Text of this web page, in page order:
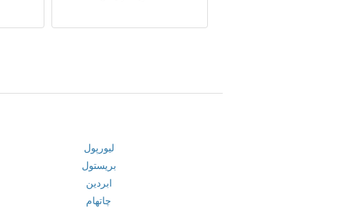
لیورپول
بریستول
ابردین
چاتهام